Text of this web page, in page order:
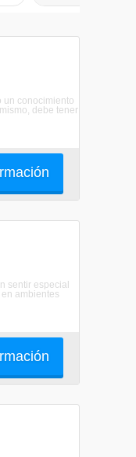
un conocimiento
debe tener
sentir especial
ambientes